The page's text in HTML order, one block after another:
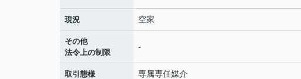
現況 空家
その他
法令上の制限
-
取引態様 専属専任媒介